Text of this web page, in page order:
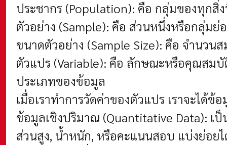
ประชากร (Population): คือ กลุ่มของทุกสิ่
ตัวอย่าง (Sample): คือ ส่วนหนึ่งหรือกลุ่ม
ขนาดตัวอย่าง (Sample Size): คือ จำนว
ตัวแปร (Variable): คือ ลักษณะหรือคุณสมบั
ประเภทของข้อมูล
เมื่อเราทำการวัดค่าของตัวแปร เราจะได้
ข้อมูลเชิงปริมาณ (Quantitative Data): เ
ส่วนสูง, น้ำหนัก, หรือคะแนนสอบ แบ่งย่อย